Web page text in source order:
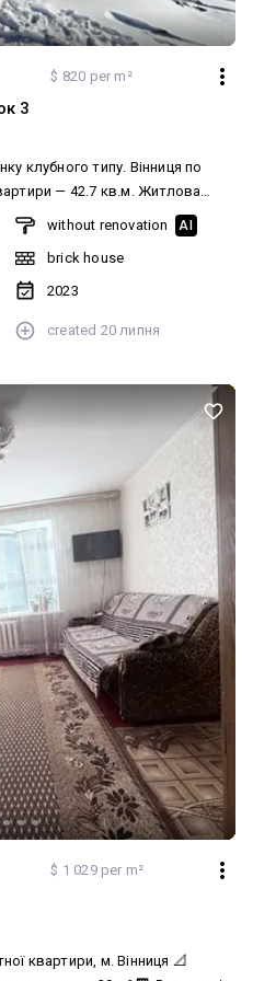
$ 820 per m²
3
клубного типу. Вінниця по
— 42.7 кв.м. Житлова
кухні. Суміжний санвузол.
електрика. Гаряча вода – з
without renovation AI
brick house
2023
created 20 липня
$ 1 029 per m²